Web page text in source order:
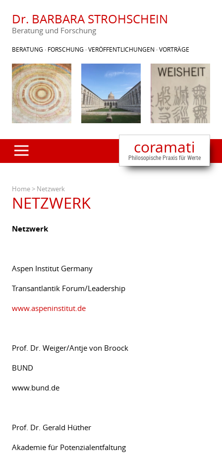
Dr. BARBARA STROHSCHEIN
Beratung und Forschung
BERATUNG · FORSCHUNG · VERÖFFENTLICHUNGEN · VORTRÄGE
coramati
Philosopische Praxis für Werte
Home> Netzwerk
NETZWERK
Netzwerk
Aspen Institut Germany
Transantlantik Forum/Leadership
www.aspeninstitut.de
Prof. Dr. Weiger/Antje von Broock
BUND
www.bund.de
Prof. Dr. Gerald Hüther
Akademie für Potenzialentfaltung